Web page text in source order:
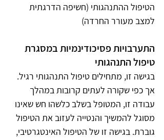
הטיפול ההתנהגותי (חשיפה הדרגתית
למצב מעורר החרדה)
התערבויות פסיכודינמיות במסגרת
טיפול התנהגותי
בגישה זו, מתחילים טיפול התנהגותי רגיל.
אך כפי שקורה לעתים קרובות במהלך
עבודה זו, המטופל בשלב כלשהו חש שאינו
מסוגל להמשיך והנטייה לעזוב את הטיפול
גוברת. בגישה זו של הטיפול האינטגרטיבי,